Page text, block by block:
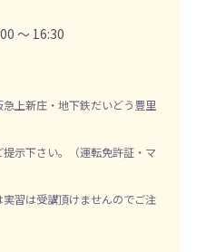
～ 16:30
上新庄・地下鉄だいどう豊里
示下さい。（運転免許証・マ
習は受講頂けませんのでご注